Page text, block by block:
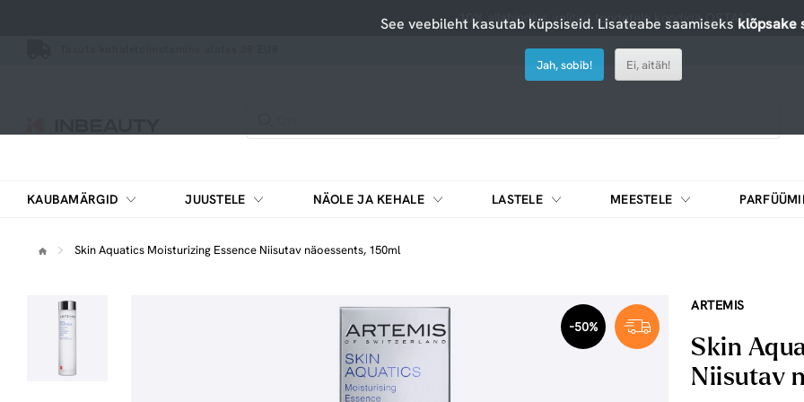
-10% allahindlus valitud toodetele koodiga OSTA10
KAUBAMÄRGID JUUSTELE NÄOLE JA KEHALE LASTELE MEESTELE
Skin Aquatics Moisturizing Essence Niisutav näoessents, 150ml
-50%
ARTEMIS
Skin
Niisutav
See veebileht kasutab küpsiseid. Lisateabe saamiseks klõpsake
Jah, sobib! Ei, aitäh!